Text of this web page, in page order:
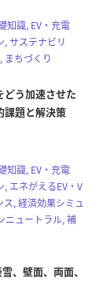
知識, EV・充電
, サステナビリ
まちづくり
どう加速させた
課題と解決策
知識, EV・充電
エネがえるEV・V
, 経済効果シミュ
ニュートラル, 補
、壁面、両面、